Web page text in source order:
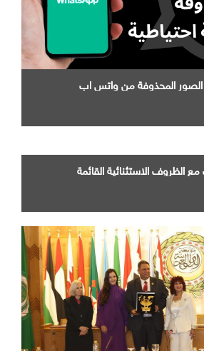
الصور المحذوفة من واتس اب
الظروف الاستثنائية القائمة